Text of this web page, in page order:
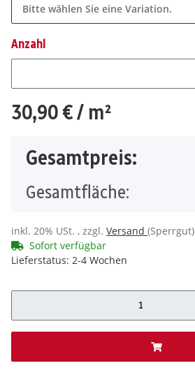
Bitte wählen Sie eine Variation.
Anzahl
30,90 €/ m²
Gesamtpreis:
Gesamtfläche:
inkl. 20% USt. , zzgl. Versand (Sperrgut)
Sofort verfügbar
Lieferstatus: 2-4 Wochen